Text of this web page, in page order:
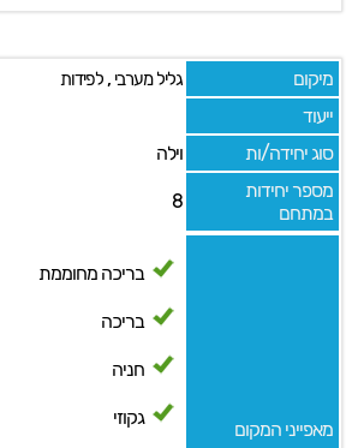
מיקום גליל מערבי, לפידות
ייעוד
סוג יחידה/ות
וילה
מספר יחידות
במתחם
8
מאפייני המקום
בריכה מחוממת
בריכה
חניה
גקוזי